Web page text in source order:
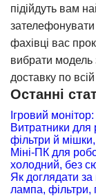
підійдуть вам
фахівці вас
вибрати
доставку по всій
Останні
Ігровий
Витратники для
фільтри й
Міні-ПК для
холодний, без
Як доглядати
лампа, фільтри,